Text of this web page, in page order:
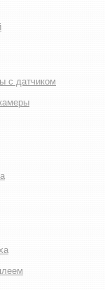
с датчиком